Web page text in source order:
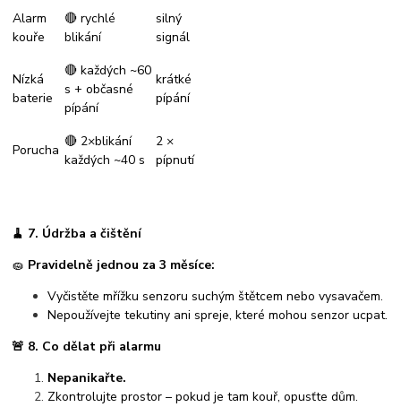
Alarm
kouře
🔴 rychlé
blikání
silný
signál
Nízká
baterie
🔴 každých ~60
s + občasné
pípání
krátké
pípání
Porucha
🔴 2×blikání
každých ~40 s
2 ×
pípnutí
🧹 7. Údržba a čištění
🧽 Pravidelně jednou za 3 měsíce:
Vyčistěte mřížku senzoru suchým štětcem nebo vysavačem.
Nepoužívejte tekutiny ani spreje, které mohou senzor ucpat.
🚨 8. Co dělat při alarmu
Nepanikařte.
Zkontrolujte prostor – pokud je tam kouř, opusťte dům.